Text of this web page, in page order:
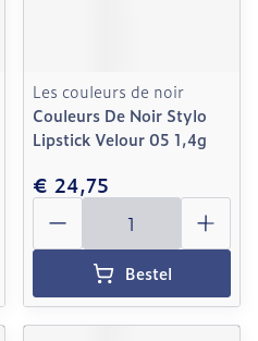
Les couleurs de noir
Couleurs De Noir Stylo
Lipstick Velour 05 1,4g
€ 24,75
Aantal
Bestel